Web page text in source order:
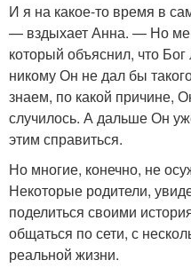
И я на какое-то время в
— вздыхает Анна. — Но
который объяснил, что
никому Он не дал бы
знаем, по какой причине,
случилось. А дальше Он
этим справиться.
Но многие, конечно, не
Некоторые родители,
поделиться своими
общаться по сети, с
реальной жизни.